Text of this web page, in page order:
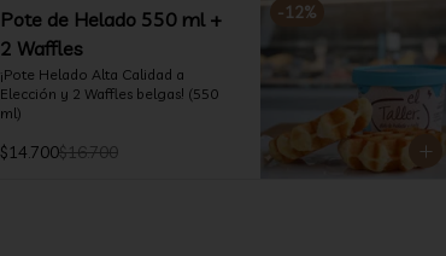
-12%
Pote de Helado 550 ml +
2 Waffles
¡Pote Helado Alta Calidad a
Elección y 2 Waffles belgas! (550
ml)
$14.700$16.700